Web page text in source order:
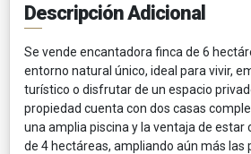
Descripción Adicional
Se vende encantadora finca de 6
entorno natural único, ideal para vivir,
turístico o disfrutar de un espacio
propiedad cuenta con dos casas
una amplia piscina y la ventaja de estar
de 4 hectáreas, ampliando aún más las